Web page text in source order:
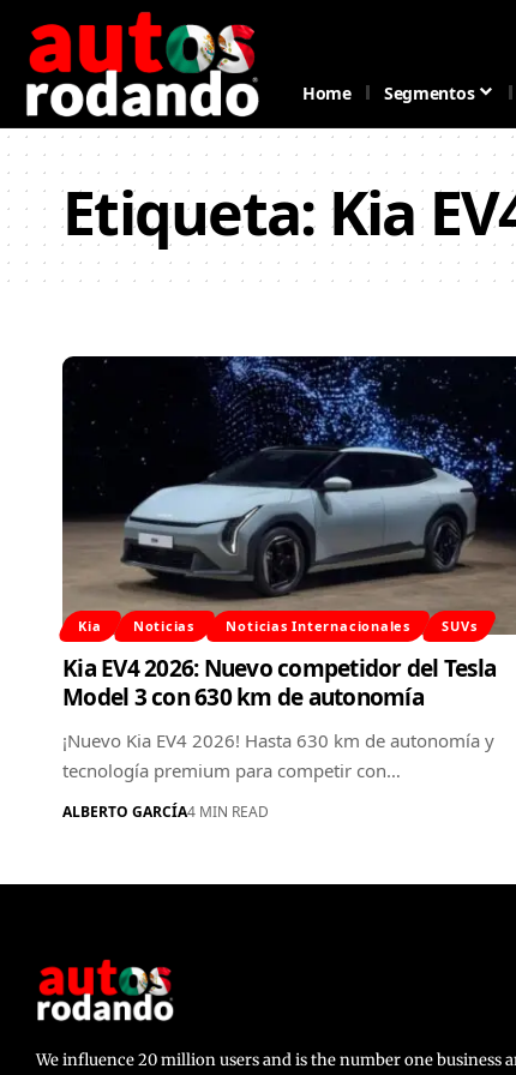
Home Segmentos
Etiqueta:Kia
Kia Noticias Noticias Internacionales SUVs
Kia EV4 2026: Nuevo competidor del Tesla
Model 3 con 630 km de autonomía
¡Nuevo Kia EV4 2026! Hasta 630 km de autonomía y
tecnología premium para competir con…
ALBERTO GARCÍA4 MIN READ
We influence 20 million users and is the number one business